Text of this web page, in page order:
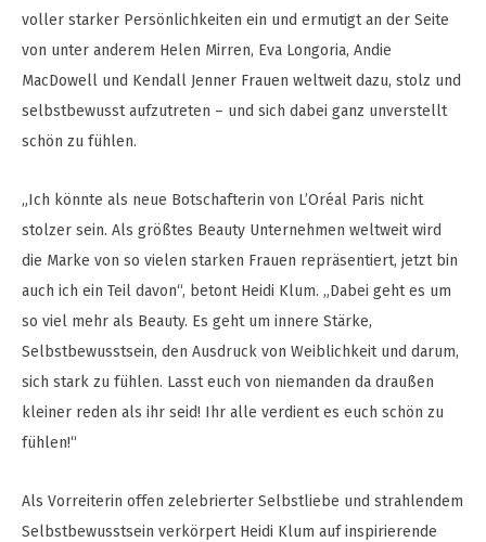
voller starker Persönlichkeiten ein und ermutigt an der Seite
von unter anderem Helen Mirren, Eva Longoria, Andie
MacDowell und Kendall Jenner Frauen weltweit dazu, stolz und
selbstbewusst aufzutreten – und sich dabei ganz unverstellt
schön zu fühlen.
„Ich könnte als neue Botschafterin von L’Oréal Paris nicht
stolzer sein. Als größtes Beauty Unternehmen weltweit wird
die Marke von so vielen starken Frauen repräsentiert, jetzt bin
auch ich ein Teil davon“, betont Heidi Klum. „Dabei geht es um
so viel mehr als Beauty. Es geht um innere Stärke,
Selbstbewusstsein, den Ausdruck von Weiblichkeit und darum,
sich stark zu fühlen. Lasst euch von niemanden da draußen
kleiner reden als ihr seid! Ihr alle verdient es euch schön zu
fühlen!“
Als Vorreiterin offen zelebrierter Selbstliebe und strahlendem
Selbstbewusstsein verkörpert Heidi Klum auf inspirierende